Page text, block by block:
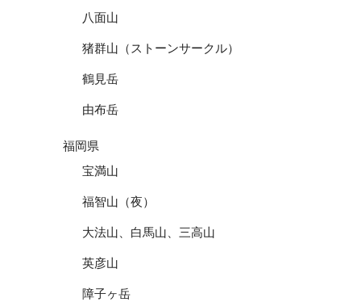
八面山
猪群山（ストーンサークル）
鶴見岳
由布岳
福岡県
宝満山
福智山（夜）
大法山、白馬山、三高山
英彦山
障子ヶ岳